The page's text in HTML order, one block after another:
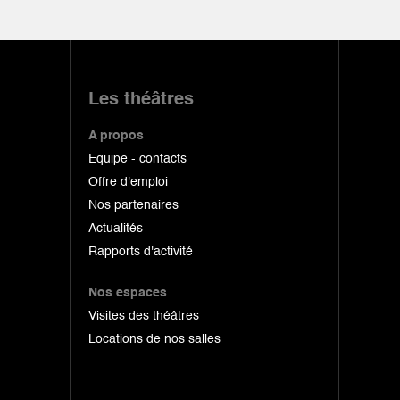
Les théâtres
A propos
Equipe - contacts
Offre d'emploi
Nos partenaires
Actualités
Rapports d'activité
Nos espaces
Visites des théâtres
Locations de nos salles